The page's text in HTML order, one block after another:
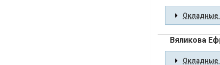
Окладные
Вяликова
Окладные